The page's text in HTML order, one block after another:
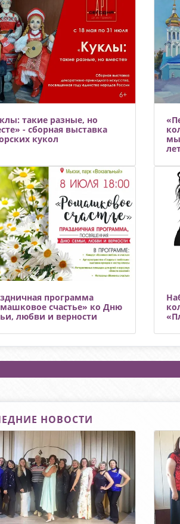
такие разные, но
- сборная выставка
кукол
программа
счастье» ко Дню
любви и верности
НОВОСТИ